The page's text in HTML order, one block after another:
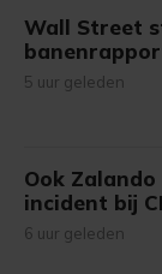
Wall Street
5 uur geleden
Ook
incident bij
6 uur geleden